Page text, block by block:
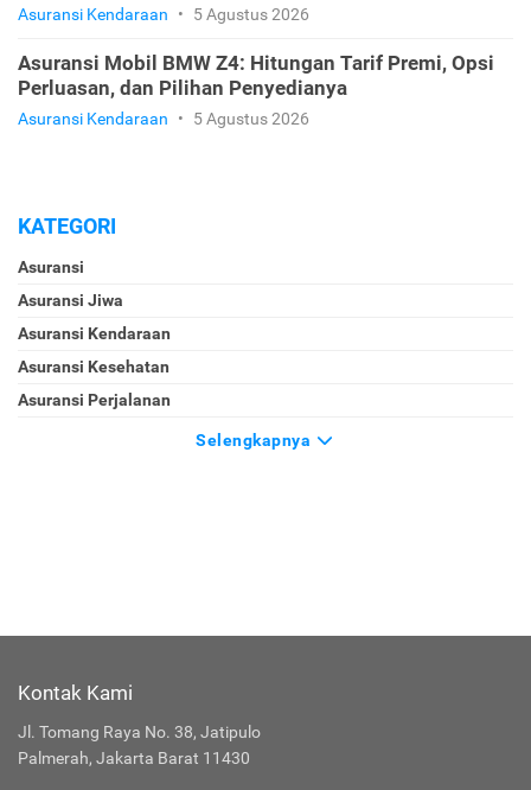
Asuransi Kendaraan • 5 Agustus 2026
Asuransi Mobil BMW Z4: Hitungan Tarif Premi, Opsi
Perluasan, dan Pilihan Penyedianya
Asuransi Kendaraan • 5 Agustus 2026
KATEGORI
Asuransi
Asuransi Jiwa
Asuransi Kendaraan
Asuransi Kesehatan
Asuransi Perjalanan
Selengkapnya
Kontak Kami
Jl. Tomang Raya No. 38, Jatipulo
Palmerah, Jakarta Barat 11430